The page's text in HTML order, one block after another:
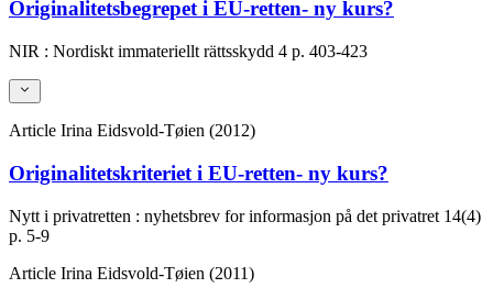
Originalitetsbegrepet i EU-retten- ny kurs?
NIR : Nordiskt immateriellt rättsskydd 4 p. 403-423
Article Irina Eidsvold-Tøien (2012)
Originalitetskriteriet i EU-retten- ny kurs?
Nytt i privatretten : nyhetsbrev for informasjon på det privatret 14(4)
p. 5-9
Article Irina Eidsvold-Tøien (2011)